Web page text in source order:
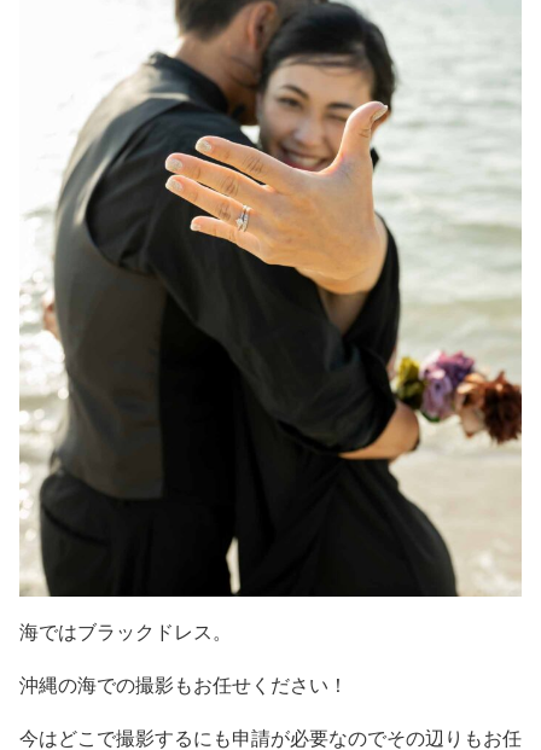
海ではブラックドレス。
沖縄の海での撮影もお任せください！
今はどこで撮影するにも申請が必要なのでその辺りもお任